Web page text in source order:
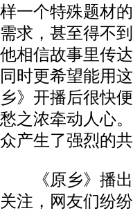
样一个特殊题材
需求，甚至得不
他相信故事里传
同时更希望能用
乡》开播后很快
愁之浓牵动人心
众产生了强烈的共
《原乡》播出
关注，网友们纷